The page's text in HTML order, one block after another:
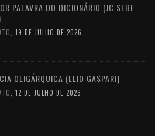
PALAVRA DO DICIONÁRIO (JC SEBE
19 DE JULHO DE 2026
OLIGÁRQUICA (ELIO GASPARI)
12 DE JULHO DE 2026